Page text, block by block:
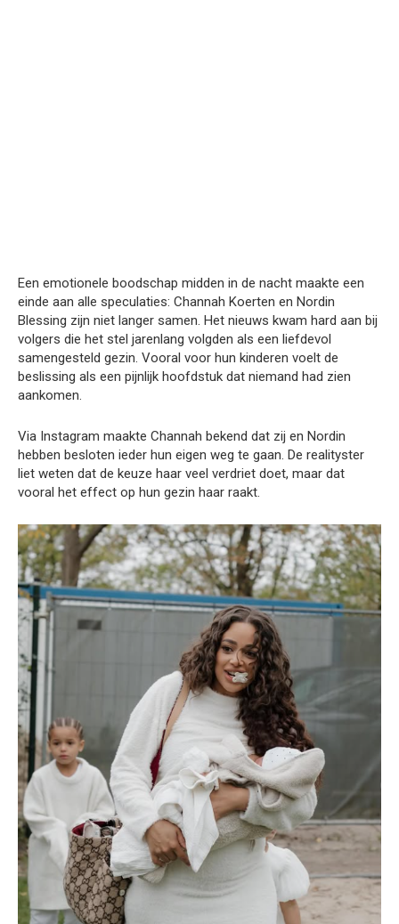
Een emotionele boodschap midden in de nacht maakte een
einde aan alle speculaties: Channah Koerten en Nordin
Blessing zijn niet langer samen. Het nieuws kwam hard aan bij
volgers die het stel jarenlang volgden als een liefdevol
samengesteld gezin. Vooral voor hun kinderen voelt de
beslissing als een pijnlijk hoofdstuk dat niemand had zien
aankomen.
Via Instagram maakte Channah bekend dat zij en Nordin
hebben besloten ieder hun eigen weg te gaan. De realityster
liet weten dat de keuze haar veel verdriet doet, maar dat
vooral het effect op hun gezin haar raakt.